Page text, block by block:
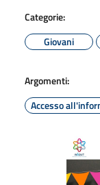
Categorie:
Giovani
Argomenti:
Accesso